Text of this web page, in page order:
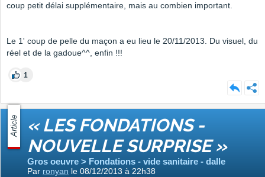
coup petit délai supplémentaire, mais au combien important.
Le 1' coup de pelle du maçon a eu lieu le 20/11/2013. Du visuel, du
réel et de la gadoue^^, enfin !!!
1
Article « LES FONDATIONS -
NOUVELLE SURPRISE »
Gros oeuvre > Fondations - vide sanitaire - dalle
Par ronyan le 08/12/2013 à 22h38